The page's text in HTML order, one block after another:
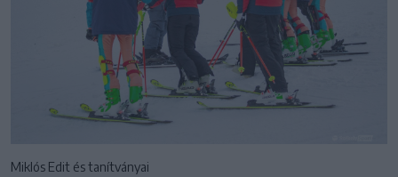
Miklós Edit és tanítványai